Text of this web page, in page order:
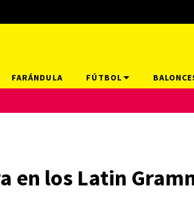
en los Latin
FARÁNDULA FÚTBOL